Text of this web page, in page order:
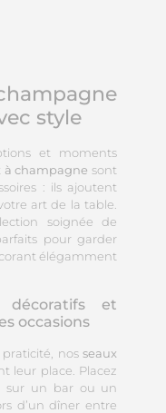
style
et moments
à champagne sont
: ils ajoutent
art de la table.
soignée de
pour garder
élégamment
et
occasions
praticité, nosseaux
leur place. Placez
sur un bar ou un
d’un dîner entre